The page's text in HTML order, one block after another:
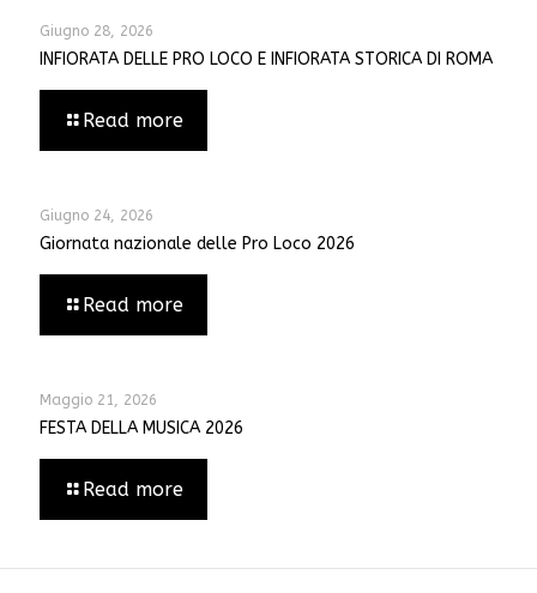
Giugno 28, 2026
INFIORATA DELLE PRO LOCO E INFIORATA STORICA DI ROMA
Read more
Giugno 24, 2026
Giornata nazionale delle Pro Loco 2026
Read more
Maggio 21, 2026
FESTA DELLA MUSICA 2026
Read more